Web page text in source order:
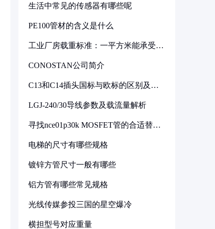
生活中常见的传感器有哪些呢
PE100管材的含义是什么
工业厂房载重标准：一平方米能承受多
CONOSTAN公司简介
C13和C14插头国标与欧标的区别及其
LGJ-240/30导线参数及载流量解析
寻找nce01p30k MOSFET管的合适替代
电梯的尺寸有哪些规格
镀锌方管尺寸一般有哪些
铝方管有哪些常见规格
光线传媒参投三国的星空爆冷
横担型号对应重量